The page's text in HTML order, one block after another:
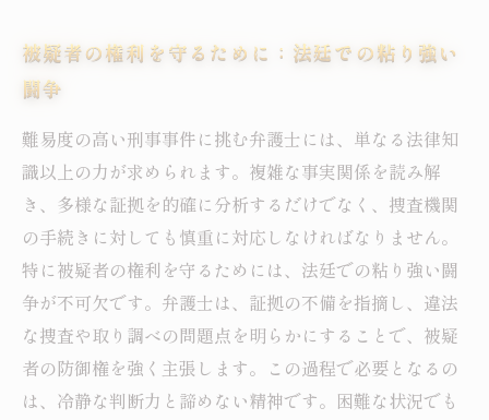
被疑者の権利を守るために：法廷での粘り強い
闘争
難易度の高い刑事事件に挑む弁護士には、単なる法律知
識以上の力が求められます。複雑な事実関係を読み解
き、多様な証拠を的確に分析するだけでなく、捜査機関
の手続きに対しても慎重に対応しなければなりません。
特に被疑者の権利を守るためには、法廷での粘り強い闘
争が不可欠です。弁護士は、証拠の不備を指摘し、違法
な捜査や取り調べの問題点を明らかにすることで、被疑
者の防御権を強く主張します。この過程で必要となるの
は、冷静な判断力と諦めない精神です。困難な状況でも